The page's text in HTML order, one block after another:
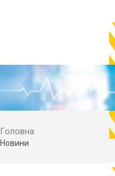
Головна
Новини